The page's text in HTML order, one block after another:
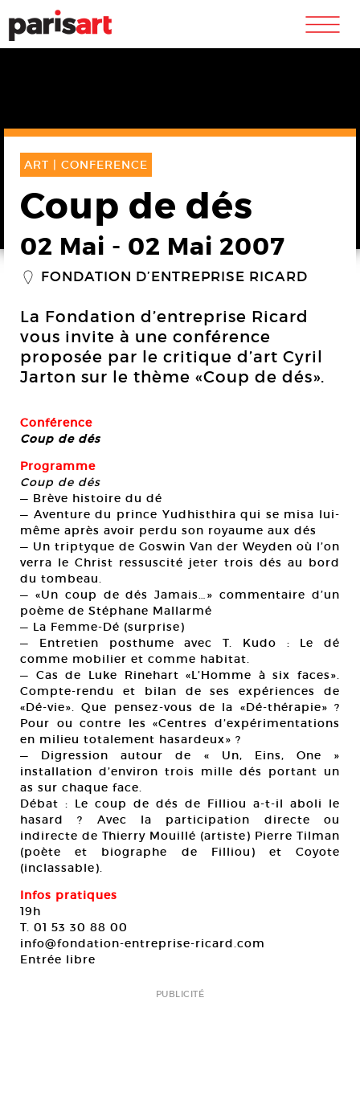
m
ART | CONFERENCE
Coup de dés
02 Mai - 02 Mai 2007
_ FONDATION D’ENTREPRISE RICARD
La Fondation d’entreprise Ricard
vous invite à une conférence
proposée par le critique d’art Cyril
Jarton sur le thème «Coup de dés».
Conférence
Coup de dés
Programme
Coup de dés
— Brève histoire du dé
— Aventure du prince Yudhisthira qui se misa lui-
même après avoir perdu son royaume aux dés
— Un triptyque de Goswin Van der Weyden où l’on
verra le Christ ressuscité jeter trois dés au bord
du tombeau.
— «Un coup de dés Jamais…» commentaire d’un
poème de Stéphane Mallarmé
— La Femme-Dé (surprise)
— Entretien posthume avec T. Kudo : Le dé
comme mobilier et comme habitat.
— Cas de Luke Rinehart «L’Homme à six faces».
Compte-rendu et bilan de ses expériences de
«Dé-vie». Que pensez-vous de la «Dé-thérapie» ?
Pour ou contre les «Centres d’expérimentations
en milieu totalement hasardeux» ?
— Digression autour de « Un, Eins, One »
installation d’environ trois mille dés portant un
as sur chaque face.
Débat : Le coup de dés de Filliou a-t-il aboli le
hasard ? Avec la participation directe ou
indirecte de Thierry Mouillé (artiste) Pierre Tilman
(poète et biographe de Filliou) et Coyote
(inclassable).
Infos pratiques
19h
T. 01 53 30 88 00
info@fondation-entreprise-ricard.com
Entrée libre
PUBLICITÉ